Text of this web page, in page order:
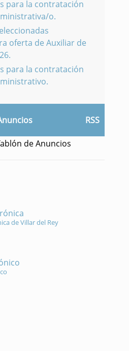
para la contratación
o.
oferta de Auxiliar de
para la contratación
RSS
de Villar del Rey